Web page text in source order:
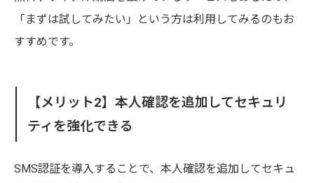
「まずは試してみたい」という方は利用してみるのもお
すすめです。
【メリット2】本人確認を追加してセキュリ
ティを強化できる
SMS認証を導入することで、本人確認を追加してセキュ